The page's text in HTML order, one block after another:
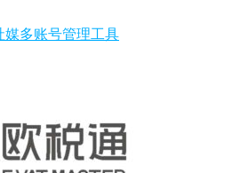
媒多账号管理工具